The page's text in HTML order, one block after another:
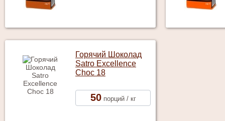
Горячий Шоколад
Satro Excellence
Choc 18
50порций / кг